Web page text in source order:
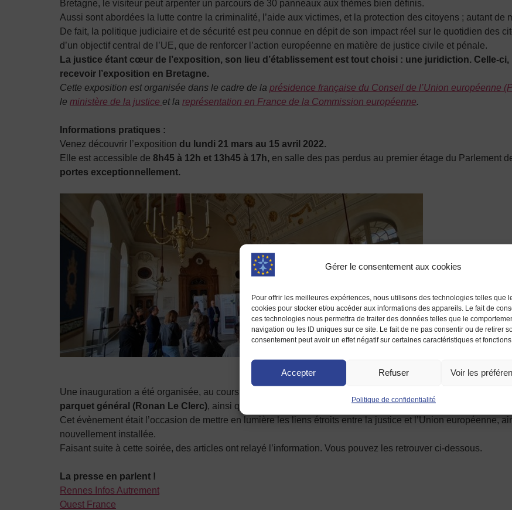
Gérer le consentement aux cookies
Pour offrir les meilleures expériences, nous utilisons des technologies telles que
cookies pour stocker et/ou accéder aux informations des appareils. Le fait de
ces technologies nous permettra de traiter des données telles que le
navigation ou les ID uniques sur ce site. Le fait de ne pas consentir ou de retirer
consentement peut avoir un effet négatif sur certaines caractéristiques et fonctions.
Accepter Refuser Voir les
Politique de confidentialité
Bretagne, le visiteur peut arpenter un parcours de 30 panneaux aux thèmes bien définis.
Aussi sont abordées la lutte contre la criminalité, l’aide aux victimes, et la protection des citoyens ; autant de
De fait, la politique judiciaire et de sécurité est peu connue en dépit de son impact réel sur le quotidien des
d’un objectif central de l’UE, que de renforcer l’action européenne en matière de justice civile et pénale.
La justice étant cœur de l’exposition, son lieu d’établissement est tout choisi : une juridiction. Celle-ci,
recevoir l’exposition en Bretagne.
Cette exposition est organisée dans le cadre de la présidence française du Conseil de l’Union européenne
le ministère de la justice et la représentation en France de la Commission européenne.
Informations pratiques :
Venez découvrir l’exposition du lundi 21 mars au 15 avril 2022.
Elle est accessible de 8h45 à 12h et 13h45 à 17h, en salle des pas perdus au premier étage du Parlement
portes exceptionnellement.
Lundi 21 mars 2022 : lancement de l’exposition
Une inauguration a été organisée, au cours de laquelle se sont exprimés
parquet général (Ronan Le Clerc), ainsi que
le vice-président de la Maison de l’Europe (Patrick Twidle).
Cet évènement était l’occasion de mettre en lumière les liens étroits entre la justice et l’Union européenne,
nouvellement installée.
Faisant suite à cette soirée, des articles ont relayé l’information. Vous pouvez les retrouver ci-dessous.
La presse en parlent !
Rennes Infos Autrement
Ouest France